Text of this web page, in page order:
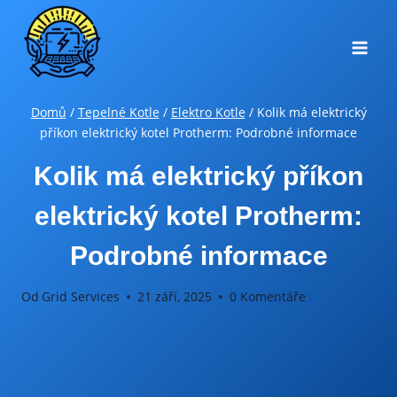
Přeskočit
obsah
Domů / Tepelné Kotle / Elektro Kotle / Kolik má elektrický
příkon elektrický kotel Protherm: Podrobné informace
Kolik má elektrický příkon
elektrický kotel Protherm:
Podrobné informace
Od Grid Services 21 září, 2025 0 Komentáře